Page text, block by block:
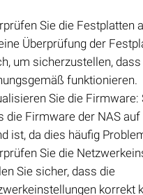
Sie die Festplatten
Überprüfung der
um sicherzustellen,
funktionieren.
Sie die Firmware:
die Firmware der NAS
ist, da dies häufig
Sie die
Sie sicher, dass die
korrekt